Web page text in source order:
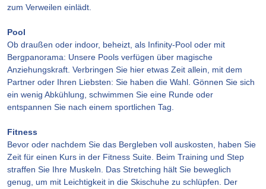
zum Verweilen einlädt.
Pool
Ob draußen oder indoor, beheizt, als Infinity-Pool oder mit
Bergpanorama: Unsere Pools verfügen über magische
Anziehungskraft. Verbringen Sie hier etwas Zeit allein, mit dem
Partner oder Ihren Liebsten: Sie haben die Wahl. Gönnen Sie sich
ein wenig Abkühlung, schwimmen Sie eine Runde oder
entspannen Sie nach einem sportlichen Tag.
Fitness
Bevor oder nachdem Sie das Bergleben voll auskosten, haben Sie
Zeit für einen Kurs in der Fitness Suite. Beim Training und Step
straffen Sie Ihre Muskeln. Das Stretching hält Sie beweglich
genug, um mit Leichtigkeit in die Skischuhe zu schlüpfen. Der